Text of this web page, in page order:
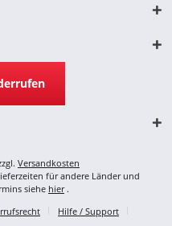
Versandkosten
für andere Länder und
siehe hier.
Hilfe / Support